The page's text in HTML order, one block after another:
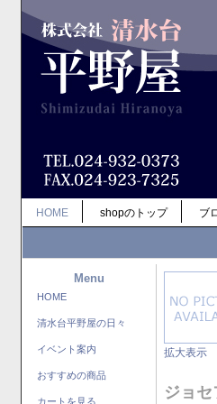
HOME shopのトップ ブ
Menu
HOME
清水台平野屋の日々
イベント案内
おすすめの商品
カートを見る
拡大表示
ジョ